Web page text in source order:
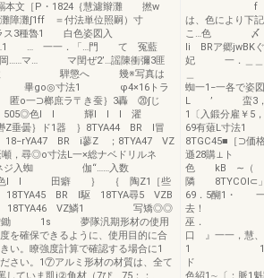
鰯本文［P・1824｛慧濾辮灘 撚w
＝付法単位照嗣）寸
種魯1 白色姿図入
一．「…門 て 冤藍
… マ閏ぜ2’…謡陳衝彌3匪
騨懲へ 幾※写真は
郵 畢go◎寸法1 φ4×16トラ
匿o一⊃榔庶ラ〒き蚕｝3轟 ⑳∫じ
色l l 輝l l l 濯
｝ド1器 ｝8TYA44 BR l冒
BR i蓼Z ；8TYA47 VZ
寸法L一×総ナベドリルネ
ネジ入蜘 伽“……入数
癖 ｝ ｛ 陶Z1［些
BR l駆 18TYA尋5 VZB
18TYA46 VZ鱗1 写矯◎◎
1s 夢隊汎期形材の使用
を確保できるように、使用目的に合
い。瞭強度計算で確認する場合に1
さい。1⑦アルミ形材の材質は、全て
f 燃本文P
は、色により下
こ…色
li BRア郷jwBK
妃 一．＿＿
蜘一1−一各
L ’ 蛮3，200
1〔入鍛分
69有薙L寸
8TGC45■［⊃価
遜28購⊥ト
色 kB ∼（ 甑
隣 8TYCOI⊂
69．5醐1
去！ 6，
巫． 1
口 』一一，慧
1
ド 有